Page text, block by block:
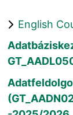
English